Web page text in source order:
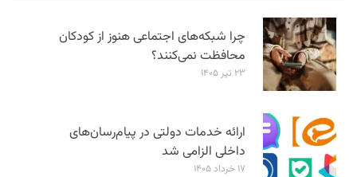
چرا شبکه‌های اجتماعی هنوز از کودکان
محافظت نمی‌کنند؟
۲۳ تیر ۱۴۰۵
ارائه خدمات دولتی در پیام‌رسان‌های
داخلی الزامی شد
۱۷ خرداد ۱۴۰۵